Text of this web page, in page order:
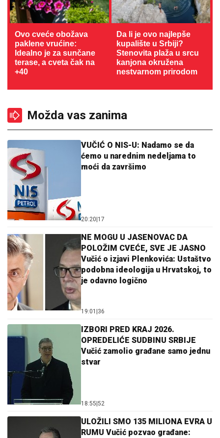
Ovo cveće obožava
paklene vrućine:
Idealno je za sunčane
terase, a cveta čak na
+40
Da li je ovo najlepše
kupalište u Srbiji?
Stenovita plaža u srcu
kanjona okružena
nestvarnom prirodom
Možda vas zanima
VUČIĆ O NIS-U: Nadamo se da
ćemo u narednim nedeljama to
moći da završimo
20:20 17
NE MOGU U JASENOVAC DA
POLOŽIM CVEĆE, SVE JE JASNO
Vučić o izjavi Plenkovića: Ustaštvo
podobna ideologija u Hrvatskoj, to
je odavno logično
19:01 36
IZBORI PRED KRAJ 2026.
OPREDELIĆE SUDBINU SRBIJE
Vučić zamolio građane samo jednu
stvar
18:55 52
ULOŽILI SMO 135 MILIONA EVRA U
RUMU Vučić pozvao građane: